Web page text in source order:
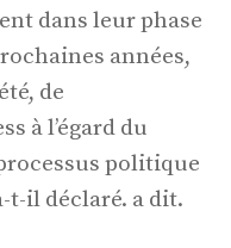
dans leur phase
années,
de
à l’égard du
politique
t-il déclaré. a dit.